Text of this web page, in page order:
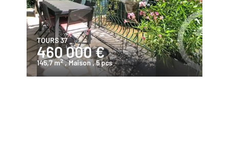
TOURS 37
460 000 €
145,7 m2 , Maison , 5 pcs